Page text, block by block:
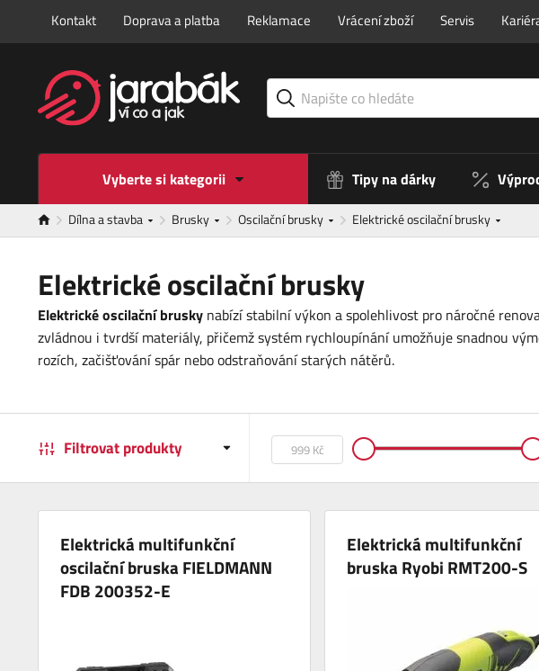
Kontakt Doprava a platba Reklamace Vrácení zboží Servis
Vyberte si kategorii Tipy na dárky
Dílna a stavba Brusky Oscilační brusky Elektrické oscilační brusky
Elektrické oscilační brusky
Elektrické oscilační brusky nabízí stabilní výkon a spolehlivost pro náročné
zvládnou i tvrdší materiály, přičemž systém rychloupínání umožňuje snadnou
rozích, začišťování spár nebo odstraňování starých nátěrů.
Filtrovat produkty
Elektrická multifunkční
oscilační bruska FIELDMANN
FDB 200352-E
Elektrická multifunkční
bruska Ryobi RMT200-S